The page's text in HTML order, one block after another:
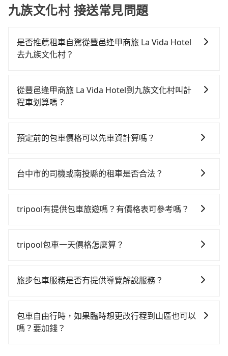
九族文化村 接送常見問題
是否推薦租車自駕從豐邑逢甲商旅 La Vida Hotel
去九族文化村？
時不需要閉目養神（因為要自己開車），最重要的是你
當天就要來回，那在台中路邊可隨租隨借的iRent應該是
逢甲商旅 La Vida Hotel到九族文化村的花費預估為
時40元路邊停車費用預估進去，但額外的汽車保險與可
差的車款，如果人數超過四位，更是沒有較大的七人座
凹的車門仍未被修理，每一次租車都好像在開樂透一
車位，對於急著用車或者要載其他乘客的人來說就有不
上下車地點仍有段距離，在遇到下雨天或者載行李時，
就顯得非常不便。
從豐邑逢甲商旅 La Vida Hotel到九族文化村叫計
程車划算嗎？
灣大車隊、Uber、Line Taxi、Yoxi等，如果在路邊攔不
大都會衛星計程車等叫車看看。依照里程跳錶計算，價
340輛，數量約為台中市的4%、密度僅雙北的0.2%，其
上網預約，以免當場被坑受騙。綜合以上，無論在價格
預定前的包車價格可以先車資計算嗎？
無隱藏費用，讓您可以隨時掌握交通開支。
台中市的司機或南投縣的租車是否合法？
車、私家車或野雞車在招攬生意，這不僅是違法可能被
都無法監控或追查。最好別為了省小錢而冒上不必要的
駕駛執照以及良民證外，車輛一定投保最高300萬乘客
tripool有提供包車旅遊嗎？有價格表可參考嗎？
Vida Hotel的包車旅遊，從單純的單趟接送到算時間的
無隱藏費用，網站試算即真實價格，免去來回電話確
格絕對最划算。網站上可直接挑選小轎車、休旅車、或
九人座箱型車，如需10人以上巴士，請來信洽詢。
tripool包車一天價格怎麼算？
需行程的公里數及車型而有所不同，建議可以直接上旅
旅步包車服務是否有提供導覽解說服務？
需要導覽服務，可事先透過電子郵件
booking@tripool.app聯繫我們，將有專人協助回覆確
包車自由行時，如果臨時想更改行程到山區也可以
嗎？要加錢？